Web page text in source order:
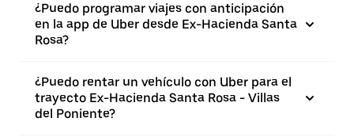
¿Puedo programar viajes con anticipación
en la app de Uber desde Ex-Hacienda Santa
Rosa?
¿Puedo rentar un vehículo con Uber para el
trayecto Ex-Hacienda Santa Rosa - Villas
del Poniente?